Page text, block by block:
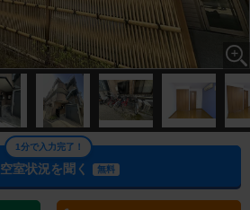
空室状況を聞く 無料
1分で入力完了！